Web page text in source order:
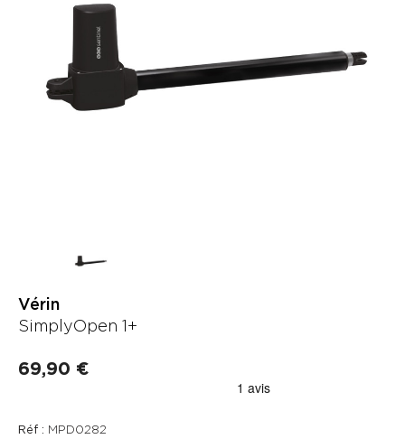
Vérin
SimplyOpen 1+
69,90 €
Réf : MPD0282